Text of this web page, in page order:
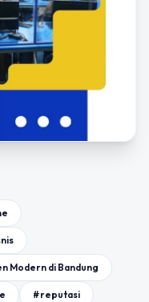
Modern di Bandung
#reputasi